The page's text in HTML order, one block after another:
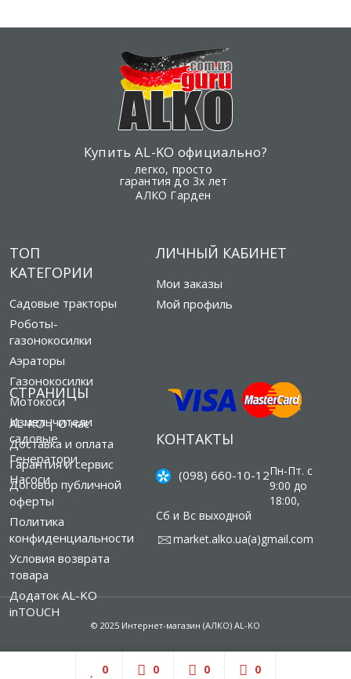
Купить AL-KO официально?
легко, просто
гарантия до 3х лет
АЛКО Гарден
ТОП
КАТЕГОРИИ
Садовые тракторы
Роботы-
газонокосилки
Аэраторы
Газонокосилки
Мотокоси
Измельчители
садовые
Генератори
Насоси
СТРАНИЦЫ
AL-KO | О нас
Доставка и оплата
Гарантия и сервис
Договор публичной
оферты
Политика
конфиденциальности
Условия возврата
товара
Додаток AL-KO
inTOUCH
ЛИЧНЫЙ КАБИНЕТ
Мои заказы
Мой профиль
КОНТАКТЫ
(098) 660-10-12Пн-Пт. с
9:00 до
18:00,
Сб и Вс выходной
market.alko.ua(а)gmail.com
© 2025 Интернет-магазин (АЛКО) AL-KO
0 0 0 0